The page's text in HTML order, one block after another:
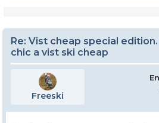
Re: Vist cheap special edition.
chic a vist ski cheap
Freeski